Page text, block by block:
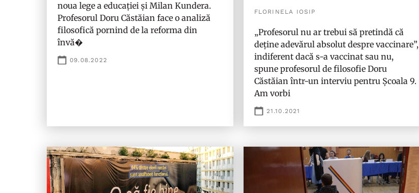
noua lege a educației și Milan Kundera.
Profesorul Doru Căstăian face o analiză
filosofică pornind de la reforma din
învă�
09.08.2022
FLORINELA IOSIP
„Profesorul nu ar trebui să pretindă că
deține adevărul absolut despre vaccinare”,
indiferent dacă s-a vaccinat sau nu,
spune profesorul de filosofie Doru
Căstăian într-un interviu pentru Școala 9.
Am vorbi
21.10.2021